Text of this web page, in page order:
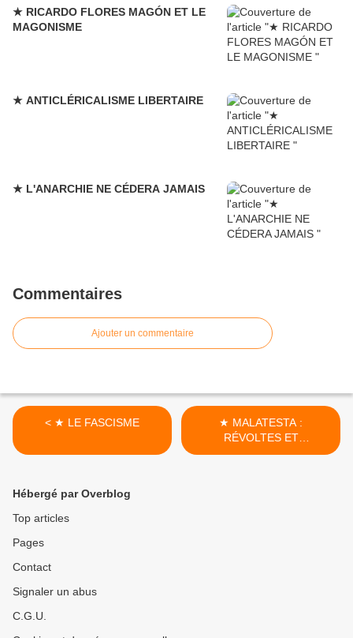
★ RICARDO FLORES MAGÓN ET LE
MAGONISME
★ ANTICLÉRICALISME LIBERTAIRE
★ L'ANARCHIE NE CÉDERA JAMAIS
Commentaires
Ajouter un commentaire
< ★ LE FASCISME
★ MALATESTA :
RÉVOLTES ET
RÉVOLUTIONS >
Hébergé par Overblog
Top articles
Pages
Contact
Signaler un abus
C.G.U.